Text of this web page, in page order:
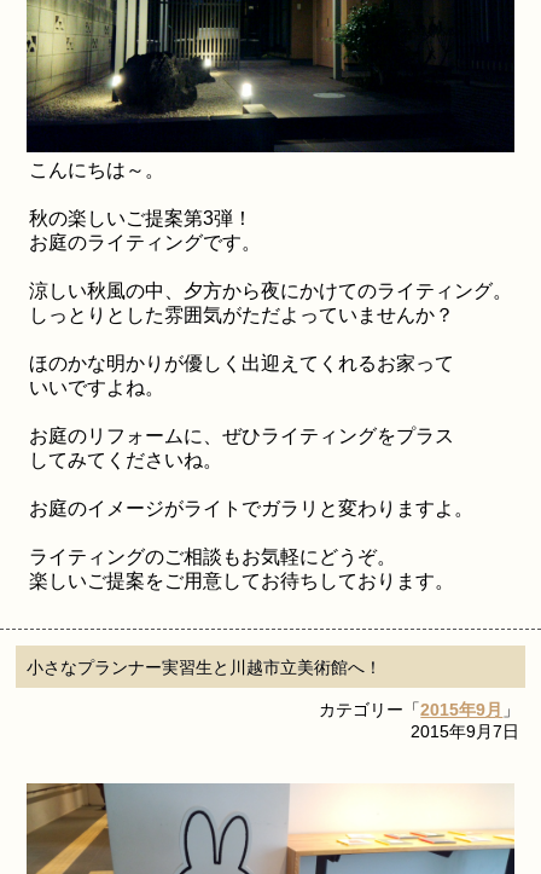
こんにちは～。
秋の楽しいご提案第3弾！
お庭のライティングです。
涼しい秋風の中、夕方から夜にかけてのライティング。
しっとりとした雰囲気がただよっていませんか？
ほのかな明かりが優しく出迎えてくれるお家って
いいですよね。
お庭のリフォームに、ぜひライティングをプラス
してみてくださいね。
お庭のイメージがライトでガラリと変わりますよ。
ライティングのご相談もお気軽にどうぞ。
楽しいご提案をご用意してお待ちしております。
小さなプランナー実習生と川越市立美術館へ！
カテゴリー「2015年9月 」
2015年9月7日